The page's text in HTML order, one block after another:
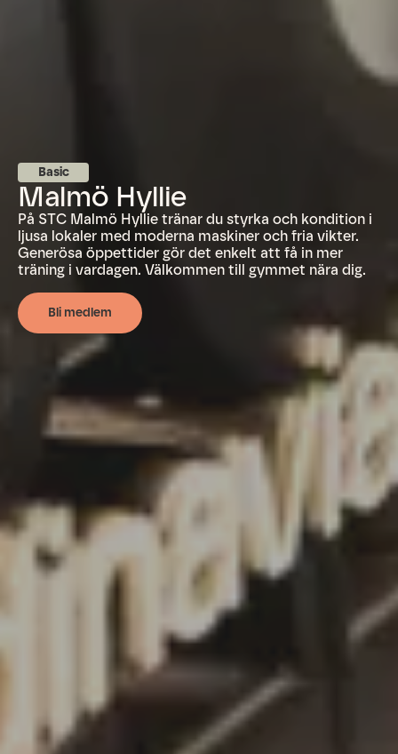
Basic
Malmö Hyllie
På STC Malmö Hyllie tränar du styrka och kondition i
ljusa lokaler med moderna maskiner och fria vikter.
Generösa öppettider gör det enkelt att få in mer
träning i vardagen. Välkommen till gymmet nära dig.
Bli medlem